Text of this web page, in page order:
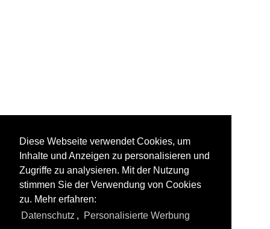
Diese Webseite verwendet Cookies, um
Inhalte und Anzeigen zu personalisieren und
Zugriffe zu analysieren. Mit der Nutzung
stimmen Sie der Verwendung von Cookies
zu. Mehr erfahren:
Datenschutz , Personalisierte Werbung